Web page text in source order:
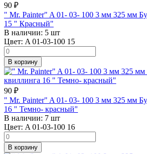
90 ₽
" Mr. Painter" A 01- 03- 100 3 мм 325 мм
15 " Красный"
В наличии: 5 шт
Цвет: A 01-03-100 15
В корзину
90 ₽
" Mr. Painter" A 01- 03- 100 3 мм 325 мм
16 " Темно- красный"
В наличии: 7 шт
Цвет: A 01-03-100 16
В корзину